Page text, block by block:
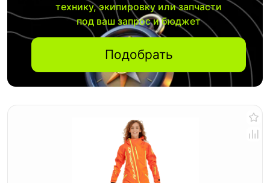
технику, экипировку или запчасти
под ваш запрос и бюджет
Подобрать